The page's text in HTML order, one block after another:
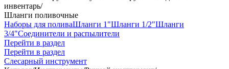
инвентарь/
Шланги поливочные
Наборы для поливаШланги 1"Шланги 1/2"Шланги
3/4"Соединители и распылители
Перейти в раздел
Перейти в раздел
Слесарный инструмент